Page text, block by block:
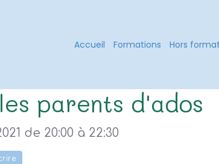
Accueil Formations Hors
parents d'ados
de 20:00 à 22:30